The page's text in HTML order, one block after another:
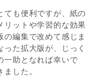
ても便利ですが、紙の
リットや学習的な効果
編集で改めて感じま
た拡大版が、じっく
一助となれば幸いで
した。